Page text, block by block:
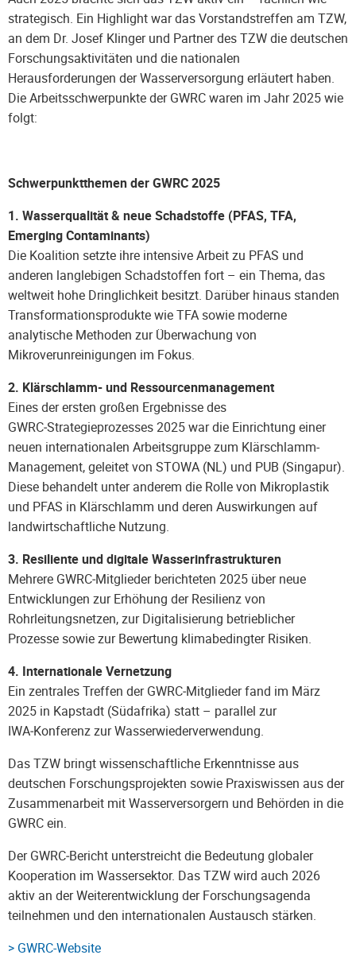
strategisch. Ein Highlight war das Vorstandstreffen am TZW,
an dem Dr. Josef Klinger und Partner des TZW die deutschen
Forschungsaktivitäten und die nationalen
Herausforderungen der Wasserversorgung erläutert haben.
Die Arbeitsschwerpunkte der GWRC waren im Jahr 2025 wie
folgt:
Schwerpunktthemen der GWRC 2025
1. Wasserqualität & neue Schadstoffe (PFAS, TFA,
Emerging Contaminants)
Die Koalition setzte ihre intensive Arbeit zu PFAS und
anderen langlebigen Schadstoffen fort – ein Thema, das
weltweit hohe Dringlichkeit besitzt. Darüber hinaus standen
Transformationsprodukte wie TFA sowie moderne
analytische Methoden zur Überwachung von
Mikroverunreinigungen im Fokus.
2. Klärschlamm- und Ressourcenmanagement
Eines der ersten großen Ergebnisse des
GWRC‑Strategieprozesses 2025 war die Einrichtung einer
neuen internationalen Arbeitsgruppe zum Klärschlamm-
Management, geleitet von STOWA (NL) und PUB (Singapur).
Diese behandelt unter anderem die Rolle von Mikroplastik
und PFAS in Klärschlamm und deren Auswirkungen auf
landwirtschaftliche Nutzung.
3. Resiliente und digitale Wasserinfrastrukturen
Mehrere GWRC‑Mitglieder berichteten 2025 über neue
Entwicklungen zur Erhöhung der Resilienz von
Rohrleitungsnetzen, zur Digitalisierung betrieblicher
Prozesse sowie zur Bewertung klimabedingter Risiken.
4. Internationale Vernetzung
Ein zentrales Treffen der GWRC‑Mitglieder fand im März
2025 in Kapstadt (Südafrika) statt – parallel zur
IWA‑Konferenz zur Wasserwiederverwendung.
Das TZW bringt wissenschaftliche Erkenntnisse aus
deutschen Forschungsprojekten sowie Praxiswissen aus der
Zusammenarbeit mit Wasserversorgern und Behörden in die
GWRC ein.
Der GWRC‑Bericht unterstreicht die Bedeutung globaler
Kooperation im Wassersektor. Das TZW wird auch 2026
aktiv an der Weiterentwicklung der Forschungsagenda
teilnehmen und den internationalen Austausch stärken.
> GWRC-Website